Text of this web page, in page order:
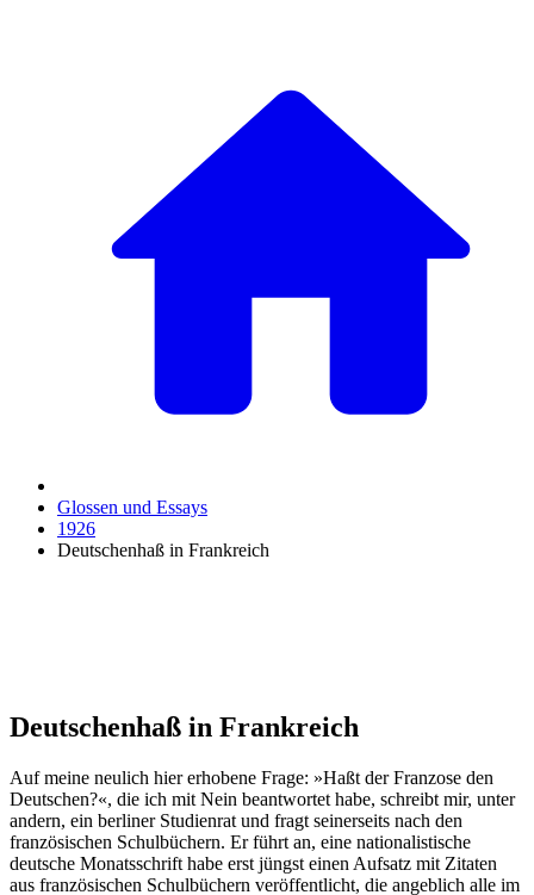
Glossen und Essays
1926
Deutschenhaß in Frankreich
Deutschenhaß in Frankreich
Auf meine neulich hier erhobene Frage: »Haßt der Franzose den
Deutschen?«, die ich mit Nein beantwortet habe, schreibt mir, unter
andern, ein berliner Studienrat und fragt seinerseits nach den
französischen Schulbüchern. Er führt an, eine nationalistische
deutsche Monatsschrift habe erst jüngst einen Aufsatz mit Zitaten
aus französischen Schulbüchern veröffentlicht, die angeblich alle im